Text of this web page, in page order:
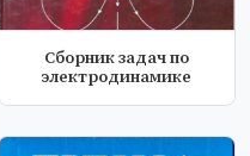
Сборник задач по
электродинамике